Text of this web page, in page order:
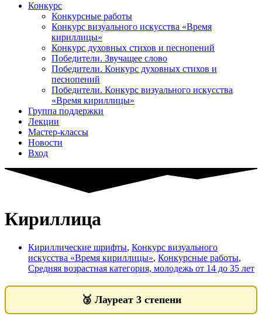
Конкурс
Конкурсные работы
Конкурс визуального искусства «Время
кириллицы»
Конкурс духовных стихов и песнопений
Победители. Звучащее слово
Победители. Конкурс духовных стихов и
песнопений
Победители. Конкурс визуального искусства
«Время кириллицы»
Группа поддержки
Лекции
Мастер-классы
Новости
Вход
Кириллица
Кириллические шрифты, Конкурс визуального
искусства «Время кириллицы», Конкурсные работы,
Средняя возрастная категория, молодежь от 14 до 35 лет
🥉 Лауреат 3 степени